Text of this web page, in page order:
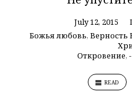
July 12, 2015
Божья любовь, Верность
Откровение,
READ